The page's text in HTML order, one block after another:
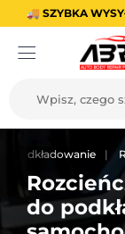
🚚 SZYBKA
Podkładowanie
do